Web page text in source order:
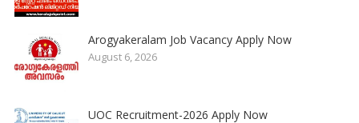
Arogyakeralam Job Vacancy Apply Now
August 6, 2026
UOC Recruitment-2026 Apply Now